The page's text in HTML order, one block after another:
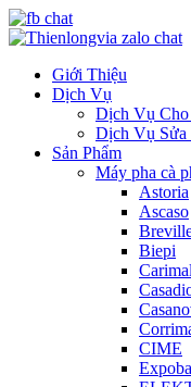
Giới Thiệu
Dịch Vụ
Dịch Vụ Cho
Dịch Vụ Sửa
Sản Phẩm
Máy pha cà
Astoria
Ascaso
Biepi
CIME